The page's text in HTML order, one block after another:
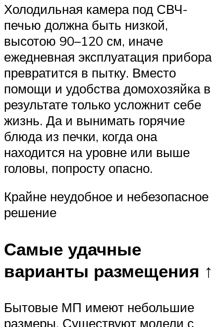
Холодильная камера под СВЧ-
печью должна быть низкой,
высотою 90–120 см, иначе
ежедневная эксплуатация прибора
превратится в пытку. Вместо
помощи и удобства домохозяйка в
результате только усложнит себе
жизнь. Да и вынимать горячие
блюда из печки, когда она
находится на уровне или выше
головы, попросту опасно.
Крайне неудобное и небезопасное
решение
Самые удачные
варианты размещения ↑
Бытовые МП имеют небольшие
размеры. Существуют модели с